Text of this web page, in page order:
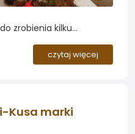
zrobienia kilku
japoński produkt
zielonych kompozycji
czytaj więcej
Kusa marki